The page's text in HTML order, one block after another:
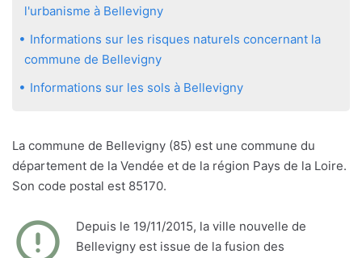
l'urbanisme à Bellevigny
Informations sur les risques naturels concernant la
commune de Bellevigny
Informations sur les sols à Bellevigny
La commune de Bellevigny (85) est une commune du
département de la Vendée et de la région Pays de la Loire.
Son code postal est 85170.
Depuis le 19/11/2015, la ville nouvelle de
Bellevigny est issue de la fusion des